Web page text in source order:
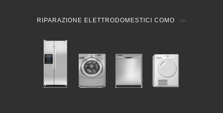
RIPARAZIONE ELETTRODOMESTICI COMO